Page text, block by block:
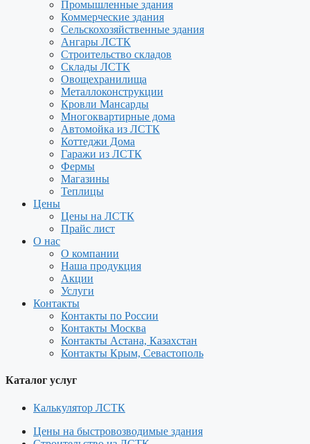
Промышленные здания
Коммерческие здания
Сельскохозяйственные здания
Ангары ЛСТК
Строительство складов
Склады ЛСТК
Овощехранилища
Металлоконструкции
Кровли Мансарды
Многоквартирные дома
Автомойка из ЛСТК
Коттеджи Дома
Гаражи из ЛСТК
Фермы
Магазины
Теплицы
Цены
Цены на ЛСТК
Прайс лист
О нас
О компании
Наша продукция
Акции
Услуги
Контакты
Контакты по России
Контакты Москва
Контакты Астана, Казахстан
Контакты Крым, Севастополь
Каталог услуг
Калькулятор ЛСТК
Цены на быстровозводимые здания